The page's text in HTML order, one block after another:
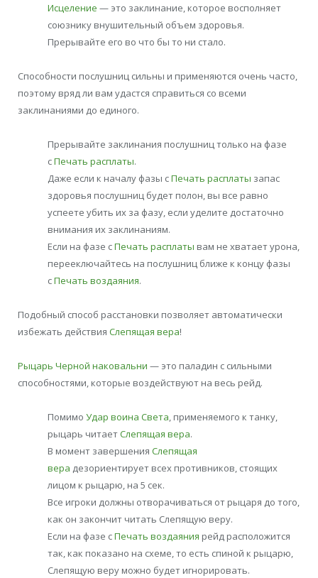
Исцеление — это заклинание, которое восполняет
союзнику внушительный объем здоровья.
Прерывайте его во что бы то ни стало.
Способности послушниц сильны и применяются очень часто,
поэтому вряд ли вам удастся справиться со всеми
заклинаниями до единого.
Прерывайте заклинания послушниц только на фазе
сПечать расплаты.
Даже если к началу фазы сПечать расплаты запас
здоровья послушниц будет полон, вы все равно
успеете убить их за фазу, если уделите достаточно
внимания их заклинаниям.
Если на фазе сПечать расплаты вам не хватает урона,
перееключайтесь на послушниц ближе к концу фазы
сПечать воздаяния.
Подобный способ расстановки позволяет автоматически
избежать действия Слепящая вера!
Рыцарь Черной наковальни — это паладин с сильными
способностями, которые воздействуют на весь рейд.
Помимо Удар воина Света, применяемого к танку,
рыцарь читаетСлепящая вера.
В момент завершения Слепящая
вера дезориентирует всех противников, стоящих
лицом к рыцарю, на 5 сек.
Все игроки должны отворачиваться от рыцаря до того,
как он закончит читать Слепящую веру.
Если на фазе сПечать воздаяния рейд расположится
так, как показано на схеме, то есть спиной к рыцарю,
Слепящую веру можно будет игнорировать.